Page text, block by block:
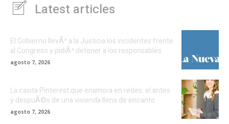
Latest articles
El Gobierno llevÃ³ a la Justicia los incidentes frente
al Congreso y pidiÃ³ detener a los responsables
agosto 7, 2026
La casita Pinterest que enamora en redes: el antes
y despuÃ©s de una vivienda llena de encanto
agosto 7, 2026